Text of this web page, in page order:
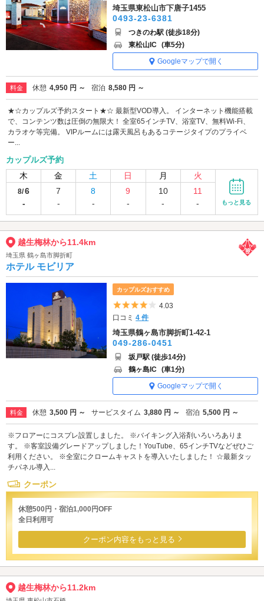
埼玉県東松山市下唐子1455
0493-23-6381
つきのわ駅 (徒歩18分)
東松山IC (車5分)
Googleマップで開く
料金 休憩 4,950 円 ～ 宿泊 8,580 円 ～
★☆カップルズ予約スタート★☆ 最新型VOD導入。 インターネット機能搭載
で、コンテンツ数は圧倒の無限大！ 全室65インチTV、浴室TV、無料Wi-Fi、
カラオケ等完備。 VIPルームには露天風呂もあるコテージタイプのプライベ
ー...
カップルズ予約
木
金 土 日 月 火
8/6
-
7
-
8
-
9
-
10
-
11
-
もっと見る
越生梅林から11.4km
埼玉県 鶴ヶ島市脚折町
ホテル モビリア
カップルズおすすめ
5つ星のうち4
4.03
口コミ4 件
埼玉県鶴ヶ島市脚折町1-42-1
049-286-0451
坂戸駅 (徒歩14分)
鶴ヶ島IC (車1分)
Googleマップで開く
料金 休憩 3,500 円 ～ サービスタイム 3,880 円 ～ 宿泊 5,500 円 ～
※フロアーにコスプレ設置しました。 ※バイキング入浴剤いろいろありま
す。 ※客室設備グレードアップしました！YouTube、65インチTVなどぜひご
利用ください。 ※全室にクロームキャストを導入いたしました！ ☆最新タッ
チパネル導入...
クーポン
休憩500円・宿泊1,000円OFF
全日利用可
クーポン内容をもっと見る
越生梅林から11.2km